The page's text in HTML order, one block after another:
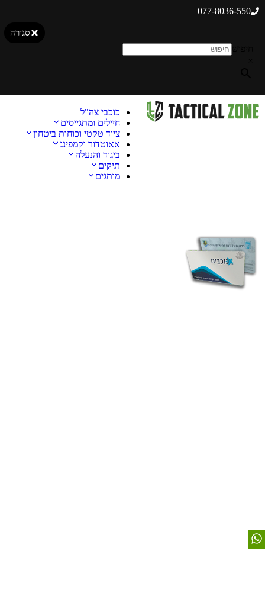
077-8036-550
סגירה
כוכבי צה"ל
חיילים ומתגייסים
ציוד טקטי וכוחות ביטחון
אאוטדור וקמפינג
ביגוד והנעלה
תיקים
מותגים